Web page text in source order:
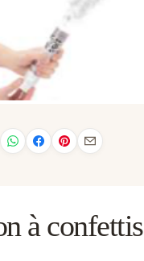
à confettis